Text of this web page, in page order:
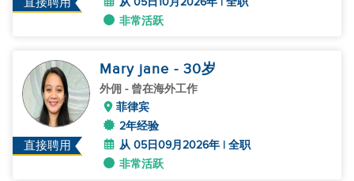
直接聘用
非常活跃
直接聘用
Mary jane - 30岁
外佣 - 曾在海外工作
菲律宾
2年经验
从 05日09月2026年 | 全职
非常活跃